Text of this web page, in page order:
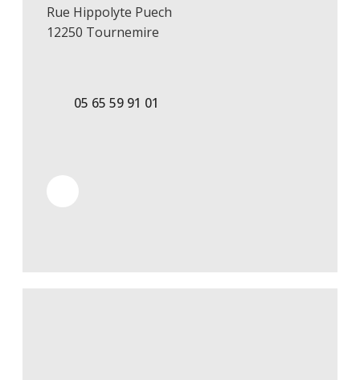
Rue Hippolyte Puech
12250 Tournemire
05 65 59 91 01